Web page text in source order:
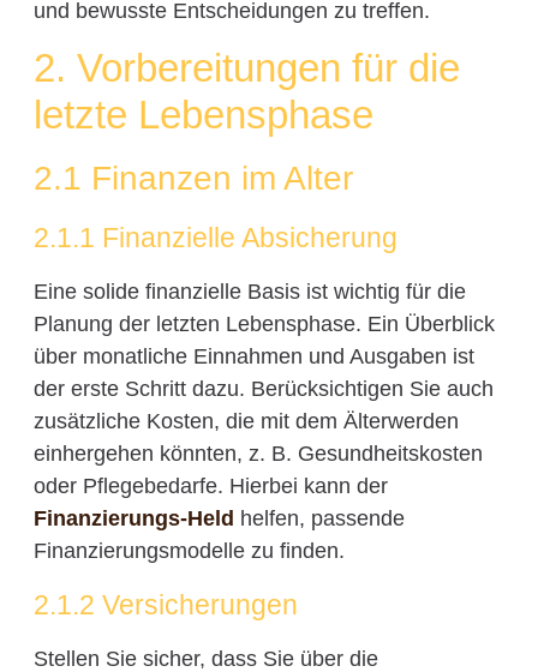
und bewusste Entscheidungen zu treffen.
2. Vorbereitungen für die
letzte Lebensphase
2.1 Finanzen im Alter
2.1.1 Finanzielle Absicherung
Eine solide finanzielle Basis ist wichtig für die
Planung der letzten Lebensphase. Ein Überblick
über monatliche Einnahmen und Ausgaben ist
der erste Schritt dazu. Berücksichtigen Sie auch
zusätzliche Kosten, die mit dem Älterwerden
einhergehen könnten, z. B. Gesundheitskosten
oder Pflegebedarfe. Hierbei kann der
Finanzierungs-Held helfen, passende
Finanzierungsmodelle zu finden.
2.1.2 Versicherungen
Stellen Sie sicher, dass Sie über die